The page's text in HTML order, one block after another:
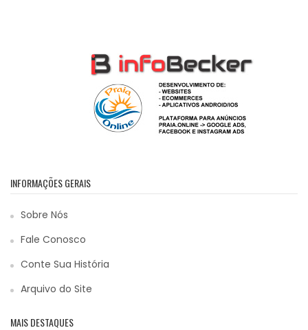
INFORMAÇÕES GERAIS
Sobre Nós
Fale Conosco
Conte Sua História
Arquivo do Site
MAIS DESTAQUES